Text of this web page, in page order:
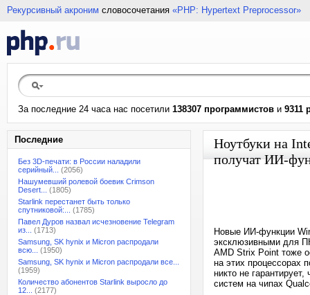
Рекурсивный акроним словосочетания «PHP: Hypertext Preprocessor»
За последние 24 часа нас посетили 138307 программистов и 9311
Последние
Без 3D-печати: в России наладили
серийный...
(2056)
Нашумевший ролевой боевик Crimson
Desert...
(1805)
Starlink перестанет быть только
спутниковой:...
(1785)
Павел Дуров назвал исчезновение Telegram
из...
(1713)
Samsung, SK hynix и Micron распродали
всю...
(1950)
Samsung, SK hynix и Micron распродали все...
(1959)
Количество абонентов Starlink выросло до
12...
(2177)
Ноутбуки на
получат ИИ-
Новые ИИ-функции
эксклюзивными для
AMD Strix Point тоже
на этих процессорах
никто не
систем на чипах